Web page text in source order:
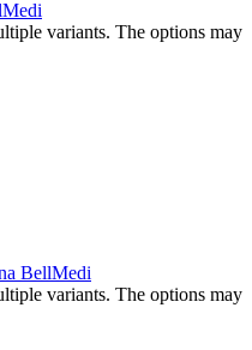
variants. The options may
variants. The options may